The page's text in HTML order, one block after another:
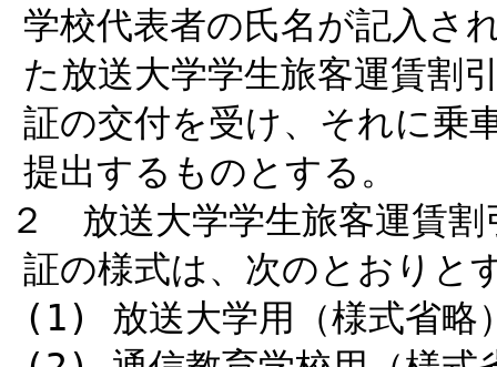
学校代表者の氏名が記入さ
た放送大学学生旅客運賃割
証の交付を受け、それに乗
提出するものとする。
２ 放送大学学生旅客運賃割
証の様式は、次のとおりと
(1) 放送大学用（様式省略